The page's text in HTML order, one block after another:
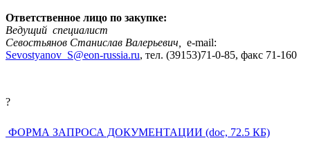
Ответственное лицо по закупке:
Ведущий специалист
Севостьянов Станислав Валерьевич,
е-mail:
Sevostyanov S@eon-russia.ru, тел. (39153)71-0-85, факс 71-160
?
ФОРМА ЗАПРОСА ДОКУМЕНТАЦИИ (doc, 72.5 КБ)